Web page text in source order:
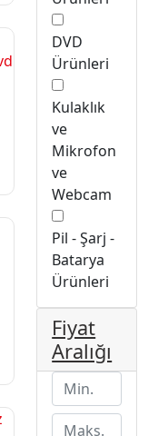
DVD
Ürünleri
Kulaklık
ve
Mikrofon
ve
Webcam
Pil - Şarj -
Batarya
Ürünleri
Fiyat
Aralığı